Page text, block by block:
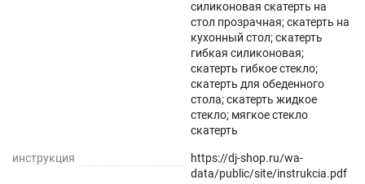
Защита поверхности стола от отпечатков
пальцев, пыли, грязи и пятен жира.
Не скрывает натуральный цвет вашего стола
Звукопоглощение
силиконовая скатерть на
стол прозрачная; скатерть на
кухонный стол; скатерть
гибкая силиконовая;
скатерть гибкое стекло;
скатерть для обеденного
стола; скатерть жидкое
стекло; мягкое стекло
скатерть
инструкция
https://dj-shop.ru/wa-
data/public/site/instrukcia.pdf